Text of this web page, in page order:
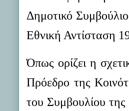
Δημοτικό
Εθνική Αντίσταση
Όπως ορίζει η
Πρόεδρο της
του Συμβουλίου